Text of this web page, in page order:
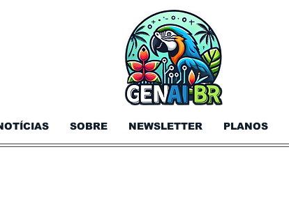
SOBRE NEWSLETTER PLANOS